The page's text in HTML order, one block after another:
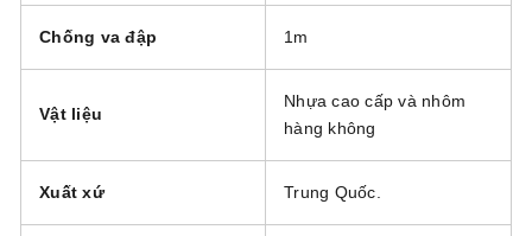
Chống va đập 1m
Vật liệu
Nhựa cao cấp và nhôm
hàng không
Xuất xứ Trung Quốc.